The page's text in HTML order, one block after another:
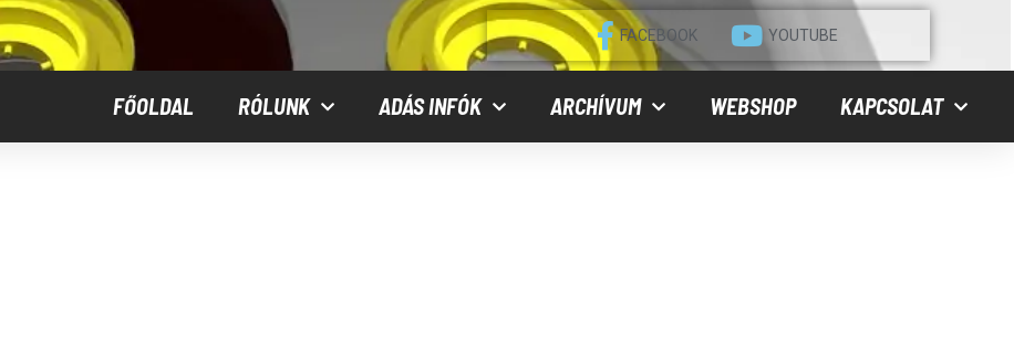
FACEBOOK YOUTUBE
FŐOLDAL RÓLUNK ADÁS INFÓK ARCHÍVUM WEBSHOP KAPCSOLAT